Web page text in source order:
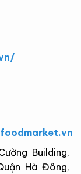
Building,
Hà Đông,